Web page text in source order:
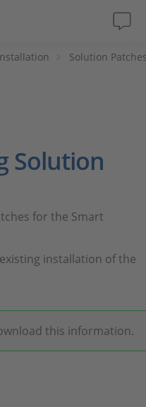
Solution
Solution
for the Smart
installation of the
this information.